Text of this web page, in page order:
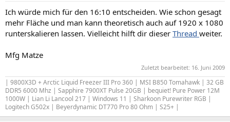
Ich würde mich für den 16:10 entscheiden. Wie schon gesagt
mehr Fläche und man kann theoretisch auch auf 1920 x 1080
runterskalieren lassen. Vielleicht hilft dir dieser Thread weiter.
Mfg Matze
Zuletzt bearbeitet: 16. Juni 2009
| 9800X3D + Arctic Liquid Freezer III Pro 360 | MSI B850 Tomahawk | 32 GB
DDR5 6000 Mhz | Sapphire 7900XT Pulse 20GB | bequiet! Pure Power 12M
1000W | Lian Li Lancool 217 | Windows 11 | Sharkoon Purewriter RGB |
Logitech G502x | Beyerdynamic DT770 Pro 80 Ohm | S25+ |